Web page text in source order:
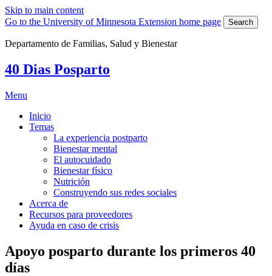
Skip to main content
Go to the University of Minnesota Extension home page
Search
Departamento de Familias, Salud y Bienestar
40 Dias Posparto
Menu
Inicio
Temas
La experiencia postparto
Bienestar mental
El autocuidado
Bienestar físico
Nutrición
Construyendo sus redes sociales
Acerca de
Recursos para proveedores
Ayuda en caso de crisis
Apoyo posparto durante los primeros 40
días